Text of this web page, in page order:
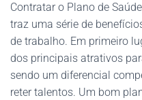
Contratar o Plano de
traz uma série de
de trabalho. Em primeiro
dos principais atrativos
sendo um diferencial
reter talentos. Um bom